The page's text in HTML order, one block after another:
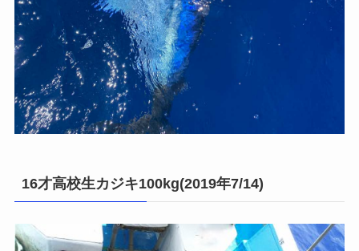
16才高校生カジキ100kg(2019年7/14)